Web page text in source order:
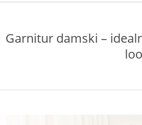
Garnitur damski –